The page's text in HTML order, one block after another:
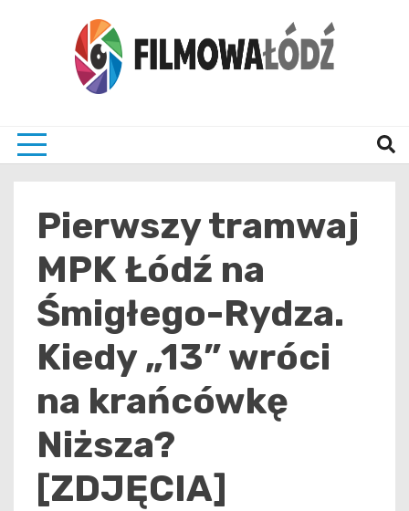
Pierwszy tramwaj
MPK Łódź na
Śmigłego-Rydza.
Kiedy „13” wróci
na krańcówkę
Niższa?
[ZDJĘCIA]